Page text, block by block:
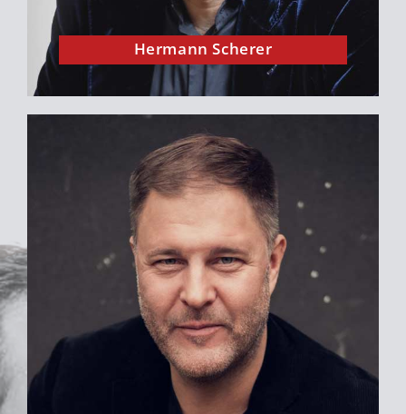
Hermann Scherer
Philipp J. Müller ist mein Finanzmentor und
einer der spannendsten Gründer, die ich
kenne. Wenn es um Vermögensaufbau geht,
ist der Selfmade Millionär und Spiegel-
Bestsellerautor mein Ansprechpartner #1.